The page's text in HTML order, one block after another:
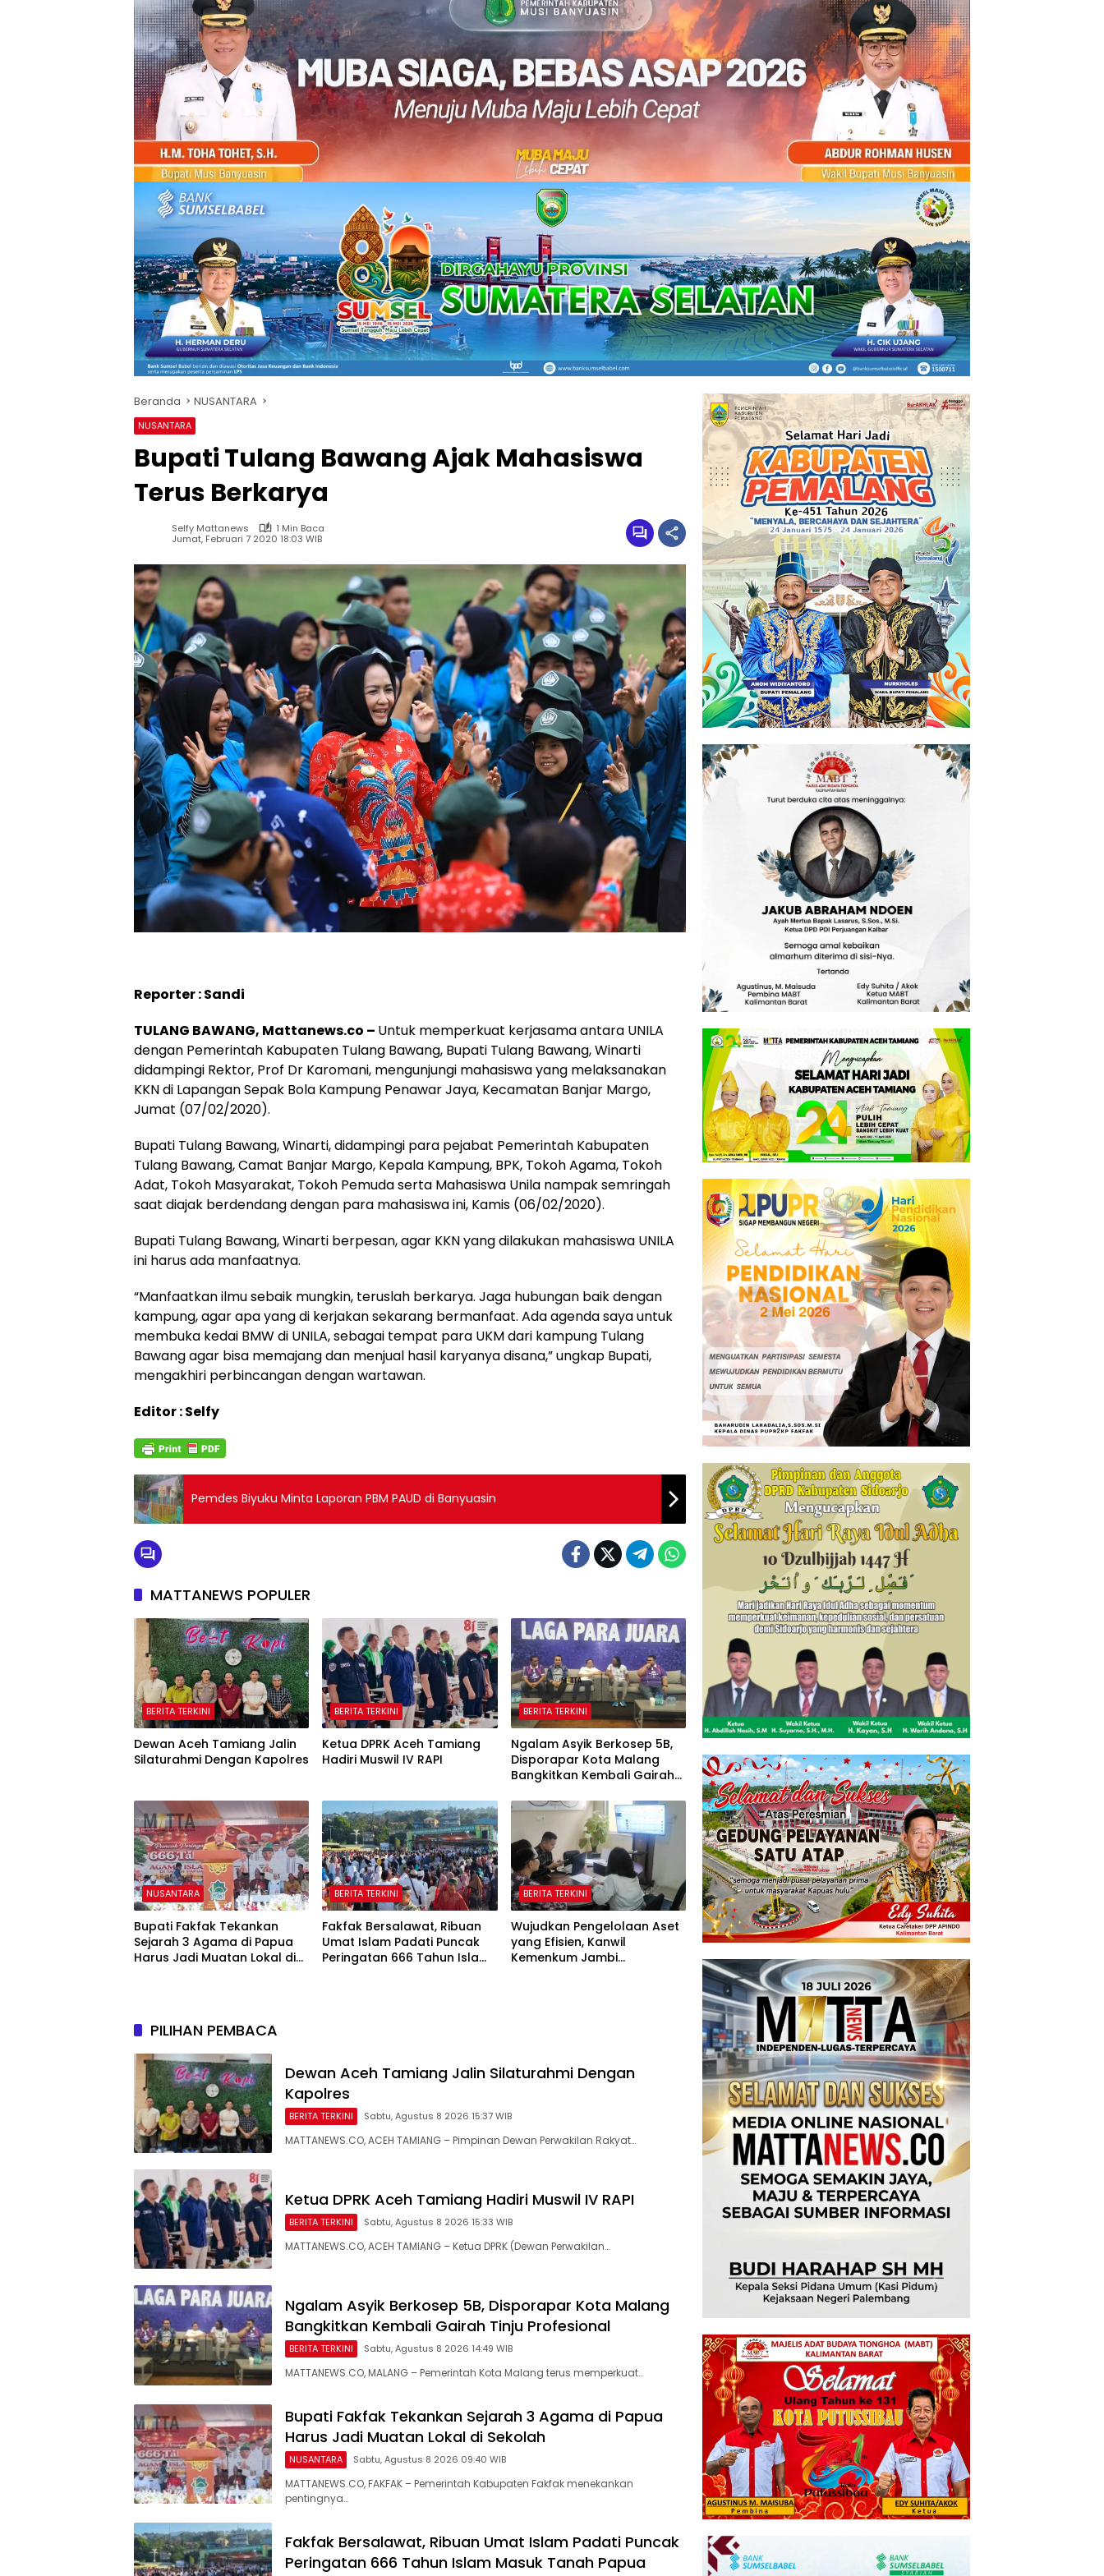
Beranda NUSANTARA
NUSANTARA
Bupati Tulang Bawang Ajak Mahasiswa
Terus Berkarya
Selfy Mattanews
1 Min Baca
Jumat, Februari 7 2020 18:03 WIB
Reporter : Sandi
TULANG BAWANG, Mattanews.co – Untuk memperkuat kerjasama antara UNILA
dengan Pemerintah Kabupaten Tulang Bawang, Bupati Tulang Bawang, Winarti
didampingi Rektor, Prof Dr Karomani, mengunjungi mahasiswa yang melaksanakan
KKN di Lapangan Sepak Bola Kampung Penawar Jaya, Kecamatan Banjar Margo,
Jumat (07/02/2020).
Bupati Tulang Bawang, Winarti, didampingi para pejabat Pemerintah Kabupaten
Tulang Bawang, Camat Banjar Margo, Kepala Kampung, BPK, Tokoh Agama, Tokoh
Adat, Tokoh Masyarakat, Tokoh Pemuda serta Mahasiswa Unila nampak semringah
saat diajak berdendang dengan para mahasiswa ini, Kamis (06/02/2020).
Bupati Tulang Bawang, Winarti berpesan, agar KKN yang dilakukan mahasiswa UNILA
ini harus ada manfaatnya.
“Manfaatkan ilmu sebaik mungkin, teruslah berkarya. Jaga hubungan baik dengan
kampung, agar apa yang di kerjakan sekarang bermanfaat. Ada agenda saya untuk
membuka kedai BMW di UNILA, sebagai tempat para UKM dari kampung Tulang
Bawang agar bisa memajang dan menjual hasil karyanya disana,” ungkap Bupati,
mengakhiri perbincangan dengan wartawan.
Editor : Selfy
Pemdes Biyuku Minta Laporan PBM PAUD di Banyuasin
MATTANEWS POPULER
BERITA TERKINI
Dewan Aceh Tamiang Jalin
Silaturahmi Dengan Kapolres
BERITA TERKINI
Ketua DPRK Aceh Tamiang
Hadiri Muswil IV RAPI
BERITA TERKINI
Ngalam Asyik Berkosep 5B,
Disporapar Kota Malang
Bangkitkan Kembali Gairah
NUSANTARA
Bupati Fakfak Tekankan
Sejarah 3 Agama di Papua
Harus Jadi Muatan Lokal di
BERITA TERKINI
Fakfak Bersalawat, Ribuan
Umat Islam Padati Puncak
Peringatan 666 Tahun Islam
BERITA TERKINI
Wujudkan Pengelolaan Aset
yang Efisien, Kanwil
Kemenkum Jambi
PILIHAN PEMBACA
Dewan Aceh Tamiang Jalin Silaturahmi Dengan
Kapolres
BERITA TERKINI Sabtu, Agustus 8 2026 15:37 WIB
MATTANEWS.CO, ACEH TAMIANG – Pimpinan Dewan Perwakilan Rakyat…
Ketua DPRK Aceh Tamiang Hadiri Muswil IV RAPI
BERITA TERKINI Sabtu, Agustus 8 2026 15:33 WIB
MATTANEWS.CO, ACEH TAMIANG – Ketua DPRK (Dewan Perwakilan…
Ngalam Asyik Berkosep 5B, Disporapar Kota Malang
Bangkitkan Kembali Gairah Tinju Profesional
BERITA TERKINI Sabtu, Agustus 8 2026 14:49 WIB
MATTANEWS.CO, MALANG – Pemerintah Kota Malang terus memperkuat…
Bupati Fakfak Tekankan Sejarah 3 Agama di Papua
Harus Jadi Muatan Lokal di Sekolah
NUSANTARA Sabtu, Agustus 8 2026 09:40 WIB
MATTANEWS.CO, FAKFAK – Pemerintah Kabupaten Fakfak menekankan
pentingnya…
Fakfak Bersalawat, Ribuan Umat Islam Padati Puncak
Peringatan 666 Tahun Islam Masuk Tanah Papua